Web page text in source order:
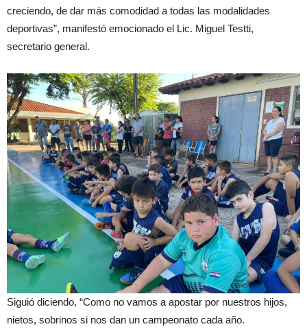
creciendo, de dar más comodidad a todas las modalidades
deportivas”, manifestó emocionado el Lic. Miguel Testti,
secretario general.
Siguió diciendo, “Como no vamos a apostar por nuestros hijos,
nietos, sobrinos si nos dan un campeonato cada año.